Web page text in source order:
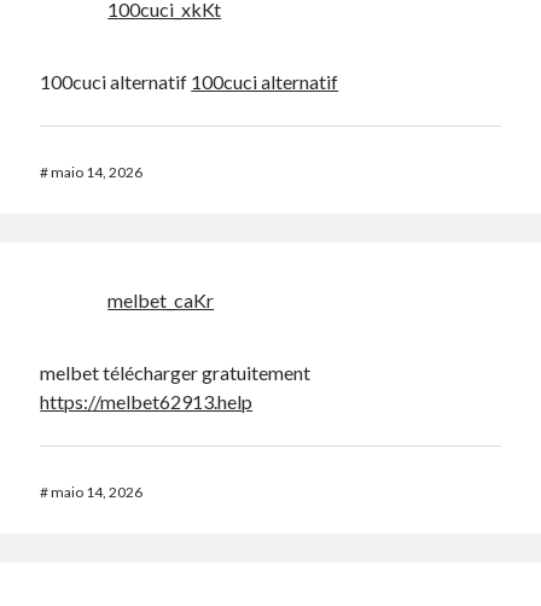
100cuci_xkKt
100cuci alternatif 100cuci alternatif
#maio 14, 2026
melbet_caKr
melbet télécharger gratuitement
https://melbet62913.help
#maio 14, 2026